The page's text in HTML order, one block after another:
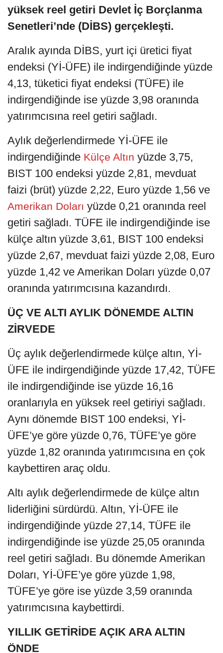
yüksek reel getiri Devlet İç Borçlanma
Senetleri’nde (DİBS) gerçekleşti.
Aralık ayında DİBS, yurt içi üretici fiyat
endeksi (Yİ-ÜFE) ile indirgendiğinde yüzde
4,13, tüketici fiyat endeksi (TÜFE) ile
indirgendiğinde ise yüzde 3,98 oranında
yatırımcısına reel getiri sağladı.
Aylık değerlendirmede Yİ-ÜFE ile
indirgendiğinde Külçe Altın yüzde 3,75,
BIST 100 endeksi yüzde 2,81, mevduat
faizi (brüt) yüzde 2,22, Euro yüzde 1,56 ve
Amerikan Doları yüzde 0,21 oranında reel
getiri sağladı. TÜFE ile indirgendiğinde ise
külçe altın yüzde 3,61, BIST 100 endeksi
yüzde 2,67, mevduat faizi yüzde 2,08, Euro
yüzde 1,42 ve Amerikan Doları yüzde 0,07
oranında yatırımcısına kazandırdı.
ÜÇ VE ALTI AYLIK DÖNEMDE ALTIN
ZİRVEDE
Üç aylık değerlendirmede külçe altın, Yİ-
ÜFE ile indirgendiğinde yüzde 17,42, TÜFE
ile indirgendiğinde ise yüzde 16,16
oranlarıyla en yüksek reel getiriyi sağladı.
Aynı dönemde BIST 100 endeksi, Yİ-
ÜFE’ye göre yüzde 0,76, TÜFE’ye göre
yüzde 1,82 oranında yatırımcısına en çok
kaybettiren araç oldu.
Altı aylık değerlendirmede de külçe altın
liderliğini sürdürdü. Altın, Yİ-ÜFE ile
indirgendiğinde yüzde 27,14, TÜFE ile
indirgendiğinde ise yüzde 25,05 oranında
reel getiri sağladı. Bu dönemde Amerikan
Doları, Yİ-ÜFE’ye göre yüzde 1,98,
TÜFE’ye göre ise yüzde 3,59 oranında
yatırımcısına kaybettirdi.
YILLIK GETİRİDE AÇIK ARA ALTIN
ÖNDE